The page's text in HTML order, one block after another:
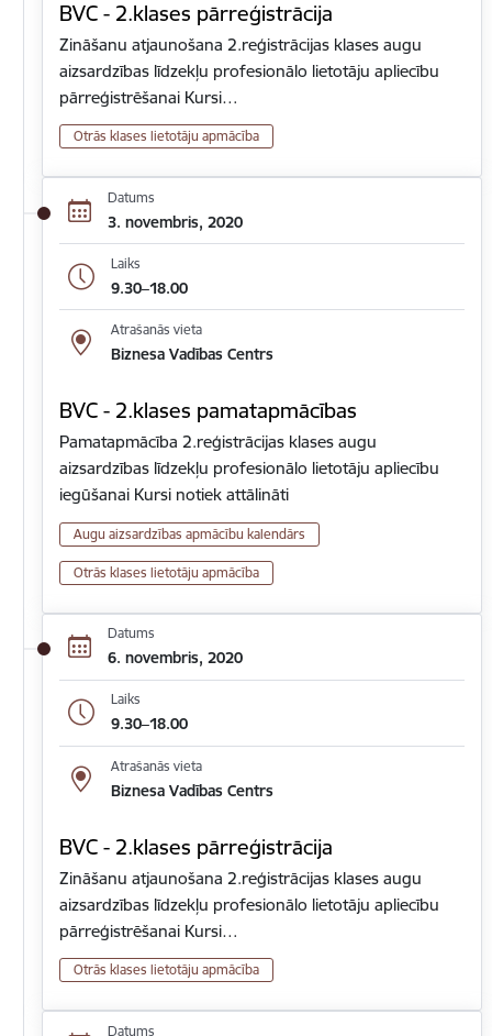
BVC - 2.klases pārreģistrācija
Zināšanu atjaunošana 2.reģistrācijas klases augu
aizsardzības līdzekļu profesionālo lietotāju apliecību
pārreģistrēšanai Kursi…
Otrās klases lietotāju apmācība
Datums
3. novembris, 2020
Laiks
9.30–18.00
Atrašanās vieta
Biznesa Vadības Centrs
BVC - 2.klases pamatapmācības
Pamatapmācība 2.reģistrācijas klases augu
aizsardzības līdzekļu profesionālo lietotāju apliecību
iegūšanai Kursi notiek attālināti
Augu aizsardzības apmācību kalendārs
Otrās klases lietotāju apmācība
Datums
6. novembris, 2020
Laiks
9.30–18.00
Atrašanās vieta
Biznesa Vadības Centrs
BVC - 2.klases pārreģistrācija
Zināšanu atjaunošana 2.reģistrācijas klases augu
aizsardzības līdzekļu profesionālo lietotāju apliecību
pārreģistrēšanai Kursi…
Otrās klases lietotāju apmācība
Datums